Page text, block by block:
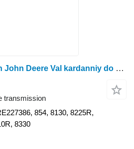
Arbre de transmission John Deere Val kardanniy do 2854, 8130, 8225R, 8230, 8260R, 8295R, 8310R, 8 RE227386 pour tracteur à roues John Deere
transmission
854, 8130, 8225R,
8330